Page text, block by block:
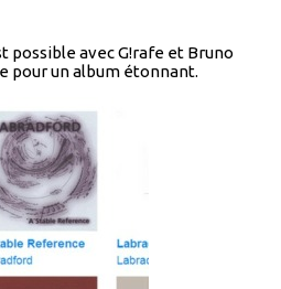
possible avec G!rafe et Bruno
pour un album étonnant.